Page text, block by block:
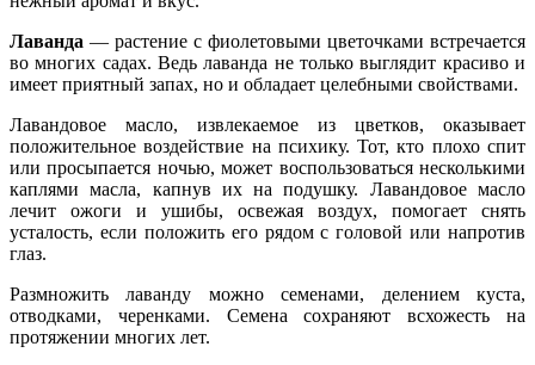
Лаванда — растение с фиолетовыми цветочками встречается
во многих садах. Ведь лаванда не только выглядит красиво и
имеет приятный запах, но и обладает целебными свойствами.
Лавандовое масло, извлекаемое из цветков, оказывает
положительное воздействие на психику. Тот, кто плохо спит
или просыпается ночью, может воспользоваться несколькими
каплями масла, капнув их на подушку. Лавандовое масло
лечит ожоги и ушибы, освежая воздух, помогает снять
усталость, если положить его рядом с головой или напротив
глаз.
Размножить лаванду можно семенами, делением куста,
отводками, черенками. Семена сохраняют всхожесть на
протяжении многих лет.